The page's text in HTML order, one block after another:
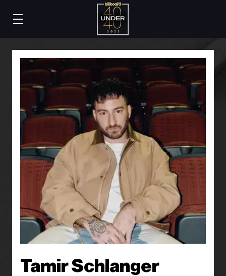
Tamir Schlanger